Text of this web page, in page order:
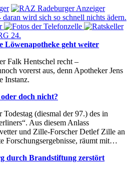
Löwenapotheke geht weiter
Falk Hentschel recht –
vorerst aus, denn Apotheker Jens
Instanz.
doch nicht?
(diesmal der 97.) des in
Aus diesem Anlass
und Zille-Forscher Detlef Zille an
Forschungsergebnisse, räumt mit…
durch Brandstiftung zerstört